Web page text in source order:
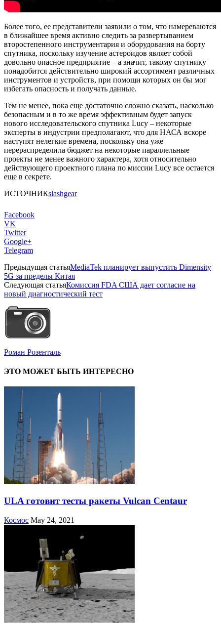
Более того, ее представители заявили о том, что намереваются
в ближайшее время активно следить за развертыванием
второстепенного инструментария и оборудования на борту
спутника, поскольку изучение астероидов являет собой
довольно опасное предприятие – а значит, такому спутнику
понадобится действительно широкий ассортимент различных
инструментов и устройств, при помощи которых он бы мог
избегать опасность и получать данные.
Тем не менее, пока еще достаточно сложно сказать, насколько
безопасным и в то же время эффективным будет запуск
нового исследовательского спутника Lucy – некоторые
эксперты в индустрии предполагают, что для НАСА вскоре
наступят нелегкие времена, поскольку она уже
перераспределила бюджет на некоторые параллельные
проекты не менее важного характера, хотя относительно
действующего проектного плана по миссии Lucy все остается
еще в секрете.
ИСТОЧНИКslashgear
Facebook
VK
Twitter
Google+
Telegram
Предыдущая статьяMediaTek планирует выпустить Dimensity
5G за пределы Китая
Следующая статьяКомиссия FDA США дает согласие на
новый диагностический тест
Роман Розенталь
ЭТО МОЖЕТ БЫТЬ ИНТЕРЕСНО
ULA готовит тесты ракеты Vulcan Centaur
Космос May 24, 2021